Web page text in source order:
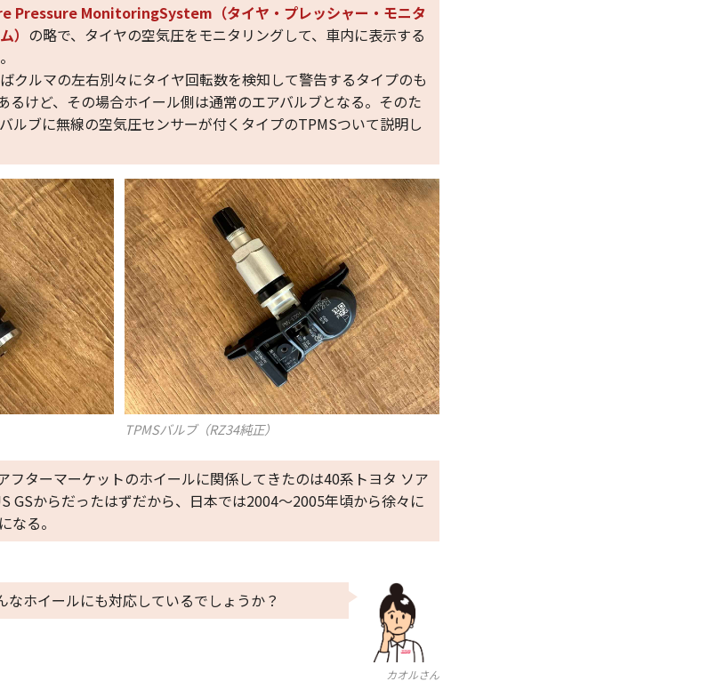
Pressure MonitoringSystem（タイヤ・プレッシャー・モニタ
） の略で、タイヤの空気圧をモニタリングして、車内に表示する
クルマの左右別々にタイヤ回転数を検知して警告するタイプのも
るけど、その場合ホイール側は通常のエアバルブとなる。そのた
ルブに無線の空気圧センサーが付くタイプのTPMSついて説明し
TPMSバルブ（RZ34純正）
フターマーケットのホイールに関係してきたのは40系トヨタ ソア
GSからだったはずだから、日本では2004～2005年頃から徐々に
なる。
カオルさん
なホイールにも対応しているでしょうか？